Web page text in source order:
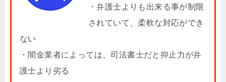
・弁護士よりも出来る事が制限
されていて、柔軟な対応ができ
ない
・闇金業者によっては、司法書士だと抑止力が弁
護士より劣る